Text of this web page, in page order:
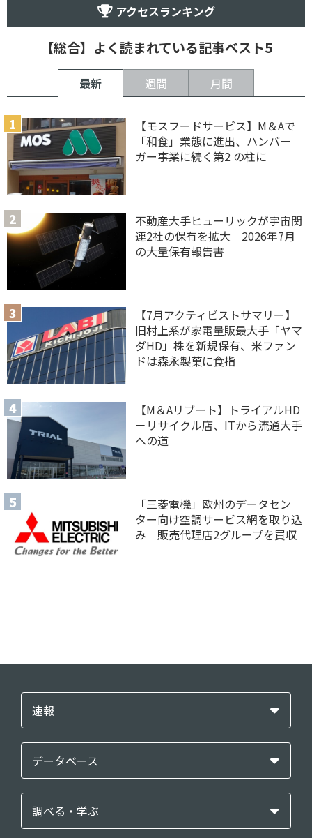
アクセスランキング
【総合】よく読まれている記事ベスト5
最新 週間 月間
【モスフードサービス】M＆Aで
「和食」業態に進出、ハンバー
ガー事業に続く第2 の柱に
不動産大手ヒューリックが宇宙関
連2社の保有を拡大 2026年7月
の大量保有報告書
【7月アクティビストサマリー】
旧村上系が家電量販最大手「ヤマ
ダHD」株を新規保有、米ファン
ドは森永製菓に食指
【M＆Aリブート】トライアルHD
－リサイクル店、ITから流通大手
への道
「三菱電機」欧州のデータセン
ター向け空調サービス網を取り込
み 販売代理店2グループを買収
速報
データベース
調べる・学ぶ